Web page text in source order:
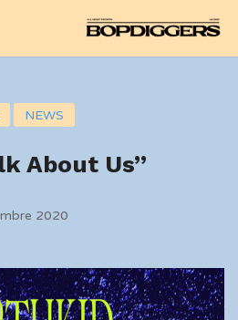
NEWS
About Us”
2020